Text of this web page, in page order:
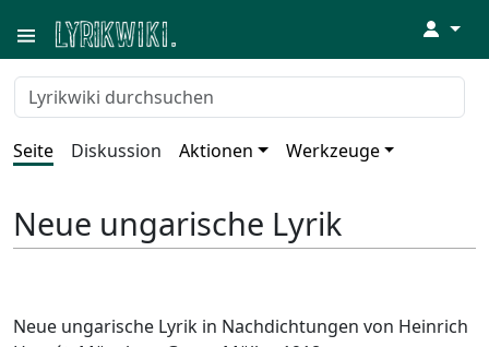
↓
Seite Diskussion Aktionen Werkzeuge
Neue ungarische Lyrik
Neue ungarische Lyrik in Nachdichtungen von Heinrich